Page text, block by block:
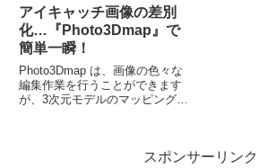
アイキャッチ画像の差別
化…『Photo3Dmap』で
簡単一瞬！
Photo3Dmap は、画像の色々な
編集作業を行うことができます
が、3次元モデルのマッピング
フリーソフトですが、Wineを介スポンサーリンク